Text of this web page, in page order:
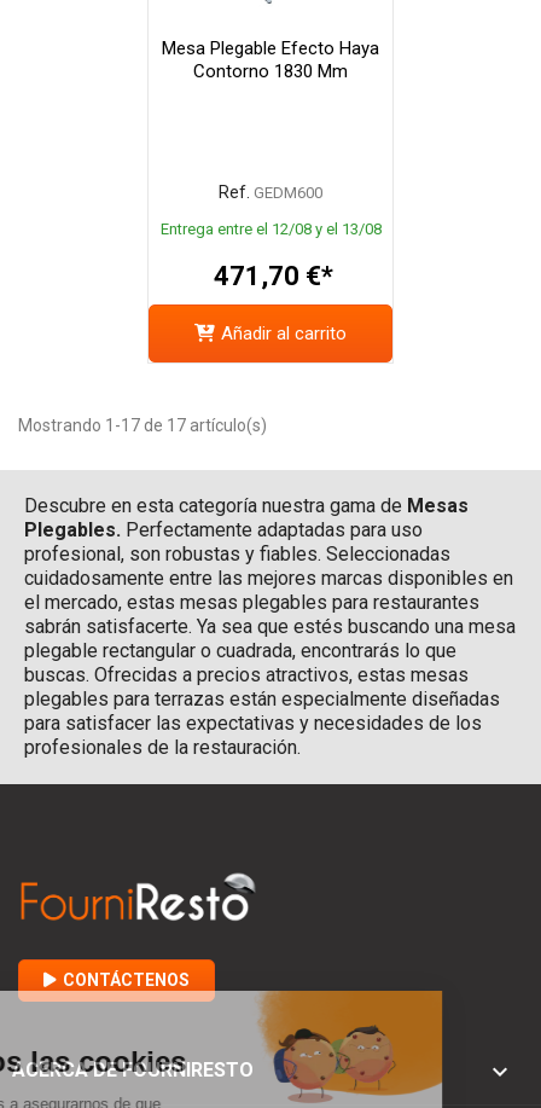
Mesa Plegable Efecto Haya
Contorno 1830 Mm
Ref. GEDM600
Entrega entre el 12/08 y el 13/08
471,70 €*
Añadir al carrito
Mostrando 1-17 de 17 artículo(s)
Descubre en esta categoría nuestra gama de Mesas
Plegables. Perfectamente adaptadas para uso
profesional, son robustas y fiables. Seleccionadas
cuidadosamente entre las mejores marcas disponibles en
el mercado, estas mesas plegables para restaurantes
sabrán satisfacerte. Ya sea que estés buscando una mesa
plegable rectangular o cuadrada, encontrarás lo que
buscas. Ofrecidas a precios atractivos, estas mesas
plegables para terrazas están especialmente diseñadas
para satisfacer las expectativas y necesidades de los
profesionales de la restauración.
CONTÁCTENOS
ACERCA DE FOURNIRESTO 